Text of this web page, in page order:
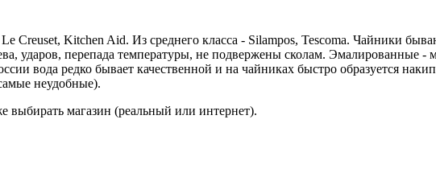
Creuset, Kitchen Aid. Из среднего класса - Silampos, Tescoma. Чайники
ударов, перепада температуры, не подвержены сколам. Эмалированные
вода редко бывает качественной и на чайниках быстро образуется
неудобные).
выбирать магазин (реальный или интернет).